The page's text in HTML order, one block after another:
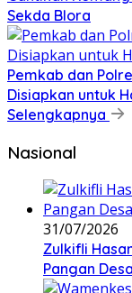
Sekda Blora
Pemkab dan
Disiapkan untuk
Selengkapnya
Nasional
31/07/2026
Zulkifli
Pangan